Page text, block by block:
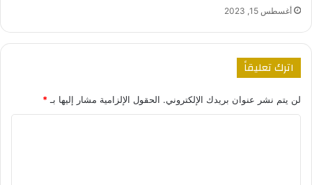
أغسطس 15, 2023
اترك تعليقاً
لن يتم نشر عنوان بريدك الإلكتروني. الحقول الإلزامية مشار إليها بـ *